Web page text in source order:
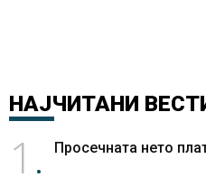
НАЈЧИТАНИ
1 Просечната нето